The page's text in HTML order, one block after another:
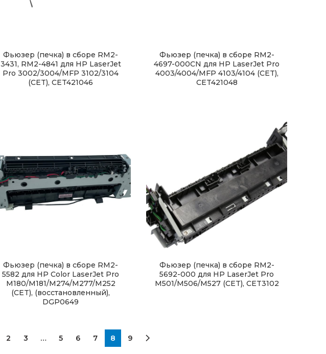
Фьюзер (печка) в сборе RM2-
3431, RM2-4841 для HP LaserJet
Pro 3002/3004/MFP 3102/3104
(CET), CET421046
Фьюзер (печка) в сборе RM2-
4697-000CN для HP LaserJet Pro
4003/4004/MFP 4103/4104 (CET),
CET421048
Фьюзер (печка) в сборе RM2-
5582 для HP Color LaserJet Pro
M180/M181/M274/M277/M252
(CET), (восстановленный),
DGP0649
Фьюзер (печка) в сборе RM2-
5692-000 для HP LaserJet Pro
M501/M506/M527 (CET), CET3102
2 3 … 5 6 7 8 9